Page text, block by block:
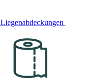
Liegenabdeckungen